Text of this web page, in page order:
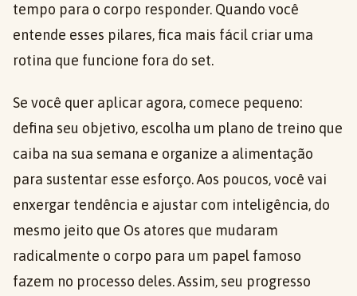
tempo para o corpo responder. Quando você
entende esses pilares, fica mais fácil criar uma
rotina que funcione fora do set.
Se você quer aplicar agora, comece pequeno:
defina seu objetivo, escolha um plano de treino que
caiba na sua semana e organize a alimentação
para sustentar esse esforço. Aos poucos, você vai
enxergar tendência e ajustar com inteligência, do
mesmo jeito que Os atores que mudaram
radicalmente o corpo para um papel famoso
fazem no processo deles. Assim, seu progresso